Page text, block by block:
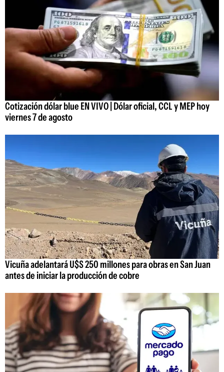
Cotización dólar blue EN VIVO | Dólar oficial, CCL y MEP hoy
viernes 7 de agosto
Vicuña adelantará U$S 250 millones para obras en San Juan
antes de iniciar la producción de cobre